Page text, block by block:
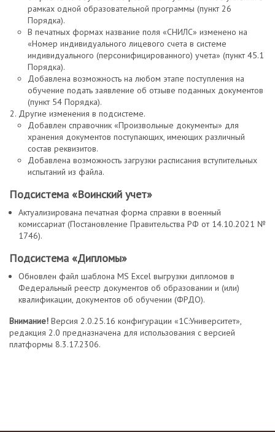
рамках одной образовательной программы (пункт 26
Порядка).
В печатных формах название поля «СНИЛС» изменено на
«Номер индивидуального лицевого счета в системе
индивидуального (персонифицированного) учета» (пункт 45.1
Порядка).
Добавлена возможность на любом этапе поступления на
обучение подать заявление об отзыве поданных документов
(пункт 54 Порядка).
Другие изменения в подсистеме.
Добавлен справочник «Произвольные документы» для
хранения документов поступающих, имеющих различный
состав реквизитов.
Добавлена возможность загрузки расписания вступительных
испытаний из файла.
Подсистема «Воинский учет»
Актуализирована печатная форма справки в военный
комиссариат (Постановление Правительства РФ от 14.10.2021 №
1746).
Подсистема «Дипломы»
Обновлен файл шаблона MS Excel выгрузки дипломов в
Федеральный реестр документов об образовании и (или)
квалификации, документов об обучении (ФРДО).
Внимание! Версия 2.0.25.16 конфигурации «1С:Университет»,
редакция 2.0 предназначена для использования с версией
платформы 8.3.17.2306.